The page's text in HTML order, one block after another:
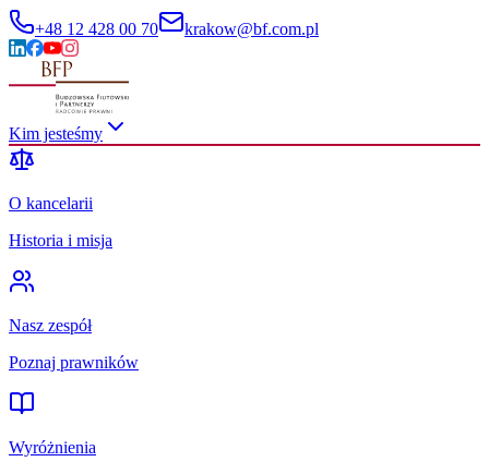
+48 12 428 00 70 krakow@bf.com.pl
Kim jesteśmy
O kancelarii
Historia i misja
Nasz zespół
Poznaj prawników
Wyróżnienia